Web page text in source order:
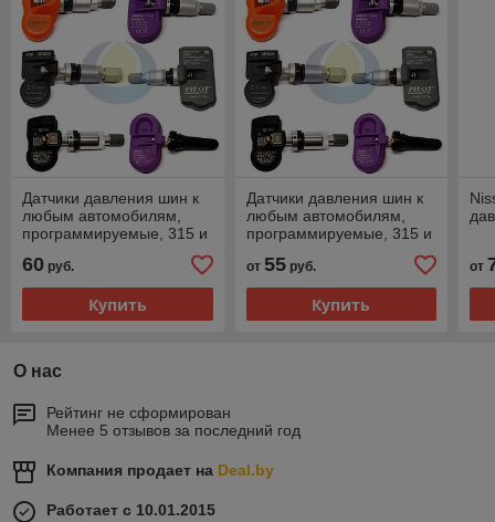
Датчики давления шин к
любым автомобилям,
программируемые, 315 и
60 руб.
Купить
Датчики давления шин к
любым автомобилям,
программируемые, 315 и
от 55руб.
Купить
от
О нас
Рейтинг не сформирован
Менее 5 отзывов за последний год
Компания продает на Deal.by
Работает с 10.01.2015